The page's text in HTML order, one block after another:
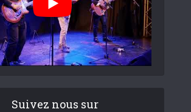
Suivez nous sur